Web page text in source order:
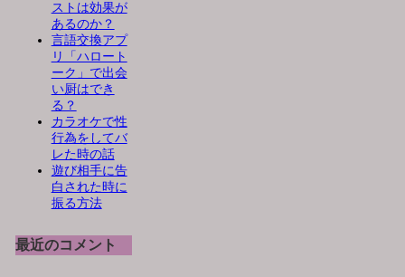
ストは効果が
あるのか？
言語交換アプ
リ「ハロート
ーク」で出会
い厨はでき
る？
カラオケで性
行為をしてバ
レた時の話
遊び相手に告
白された時に
振る方法
最近のコメント